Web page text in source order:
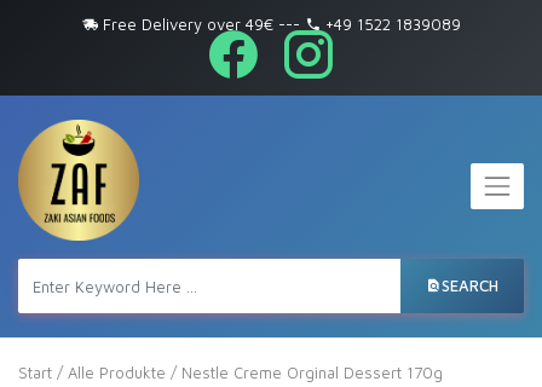
Free Delivery over 49€--- +49 1522 1839089
SEARCH
Start / Alle Produkte / Nestle Creme Orginal Dessert 170g